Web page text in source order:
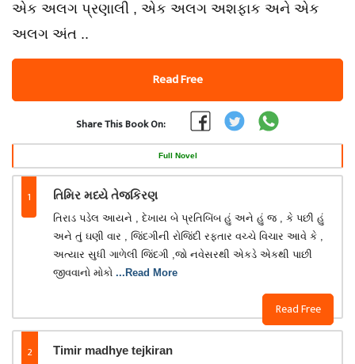
એક અલગ પ્રણાલી , એક અલગ અશફાક અને એક
અલગ અંત ..
Read Free
Share This Book On:
Full Novel
1 તિમિર મધ્યે તેજકિરણ
Read Free
તિરાડ પડેલ આયને , દેખાય બે પ્રતિબિંબ હું અને હું જ , કે પછી હું
અને તું ઘણી વાર , જિંદગીની રોજિંદી રફ્તાર વચ્ચે વિચાર આવે કે ,
અત્યાર સુધી ગાળેલી જિંદગી ,જો નવેસરથી એકડે એકથી પાછી
જીવવાનો મોકો ...Read More
2 Timir madhye tejkiran